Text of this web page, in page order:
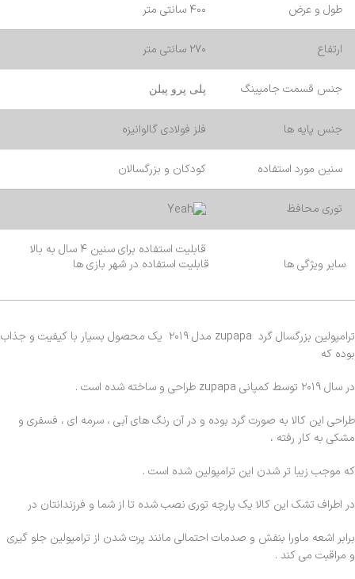
طول و عرض
ارتفاع
جنس قسمت جامپینگ پلی پرو پیلن
جنس پایه ها فلز فولادی گالوانیزه
سنین مورد استفاده کودکان و بزرگسالان
توری محافظ
سایر ویژگی ها
قابلیت استفاده برای سنین ۴ سال به بالا
قابلیت استفاده در شهر بازی ها
ترامپولین بزرگسال گرد zupapa
مدل ۲۰۱۹ یک محصول بسیار با کیفیت و جذاب
بوده که
در سال ۲۰۱۹ توسط کمپانی
zupapa طراحی و ساخته شده است .
طراحی این کالا به صورت گرد بوده و در آن رنگ های آبی ، سرمه ای ، فسفری و
مشکی به کار رفته ،
که موجب زیبا تر شدن این ترامپولین شده است .
در اطراف تشک این کالا یک پارچه توری نصب شده تا از شما و فرزندانتان در
برابر اشعه ماورا بنفش و صدمات احتمالی مانند پرت شدن از ترامپولین جلو گیری
و مراقبت می کند .